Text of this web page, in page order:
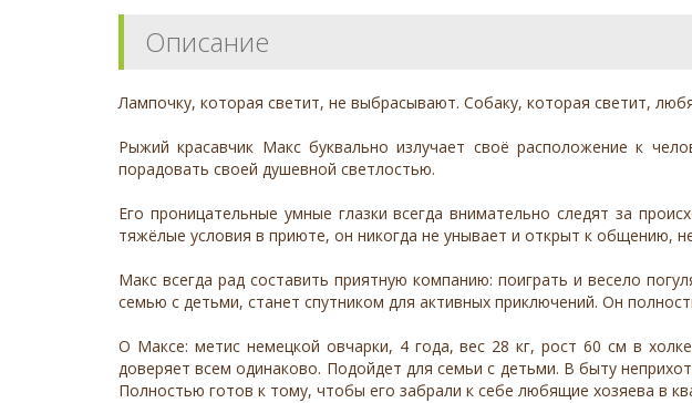
Описание
Лампочку, которая светит, не выбрасывают. Собаку, которая светит,
Рыжий красавчик Макс буквально излучает своё расположение к
порадовать своей душевной светлостью.
Его проницательные умные глазки всегда внимательно следят за
тяжёлые условия в приюте, он никогда не унывает и открыт к общению,
Макс всегда рад составить приятную компанию: поиграть и весело
семью с детьми, станет спутником для активных приключений. Он
О Максе: метис немецкой овчарки, 4 года, вес 28 кг, рост 60 см в
доверяет всем одинаково. Подойдет для семьи с детьми. В быту
Полностью готов к тому, чтобы его забрали к себе любящие хозяева в